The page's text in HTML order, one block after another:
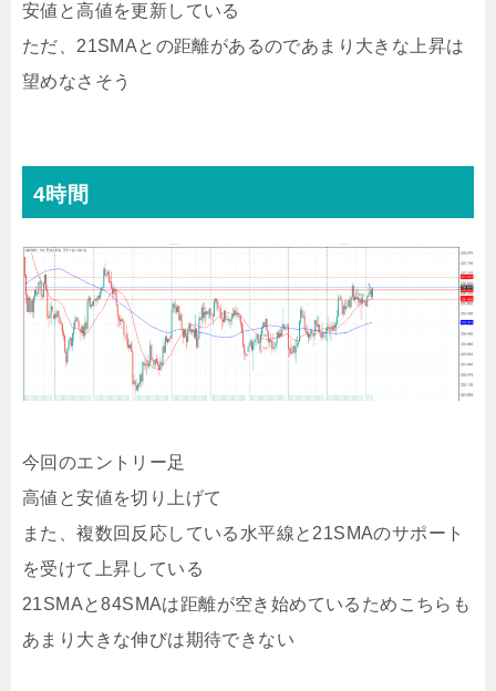
安値と高値を更新している
ただ、21SMAとの距離があるのであまり大きな上昇は
望めなさそう
4時間
今回のエントリー足
高値と安値を切り上げて
また、複数回反応している水平線と21SMAのサポート
を受けて上昇している
21SMAと84SMAは距離が空き始めているためこちらも
あまり大きな伸びは期待できない